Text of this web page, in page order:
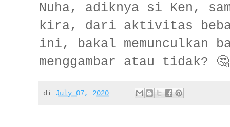
Nuha, adiknya si Ken,
kira, dari aktivitas
ini, bakal memunculkan
menggambar atau tidak? 🤔
di July 07, 2020